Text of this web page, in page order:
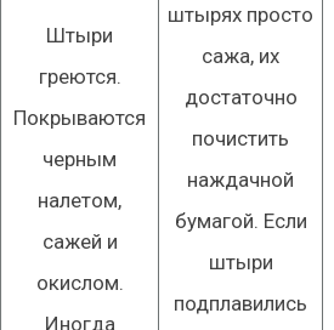
Штыри
греются.
Покрываются
черным
налетом,
сажей и
окислом.
Иногда
штырях просто
сажа, их
достаточно
почистить
наждачной
бумагой. Если
штыри
подплавились